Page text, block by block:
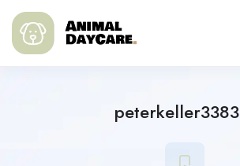
peterkeller3383